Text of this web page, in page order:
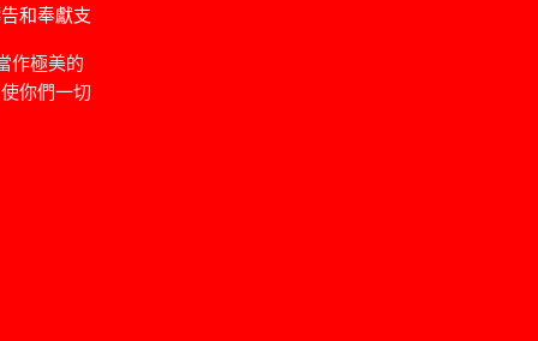
和奉獻支
作極美的
你們一切